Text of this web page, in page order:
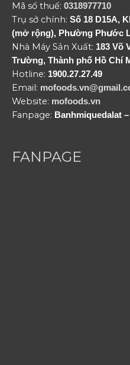
Mã số thuế: 0318977710
Trụ sở chính: Số 18 D15A,
(mở rộng), Phường Phước
Nhà Máy Sản Xuất: 183 Võ
Trường, Thành phố Hồ Chí
Hotline: 1900.27.27.49
Email:
Website: mofoods.vn
Fanpage: Banhmiquedalat
FANPAGE